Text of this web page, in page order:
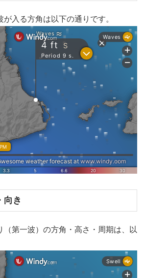
入る方角は以下の通りです。
向き
（第一波）の方角・高さ・周期は、以